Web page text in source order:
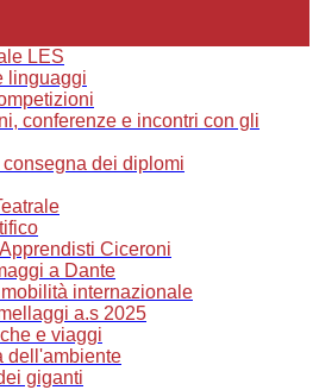
LES
linguaggi
conferenze e incontri con gli
dei diplomi
Ciceroni
a Dante
internazionale
a.s 2025
e viaggi
dell'ambiente
giganti